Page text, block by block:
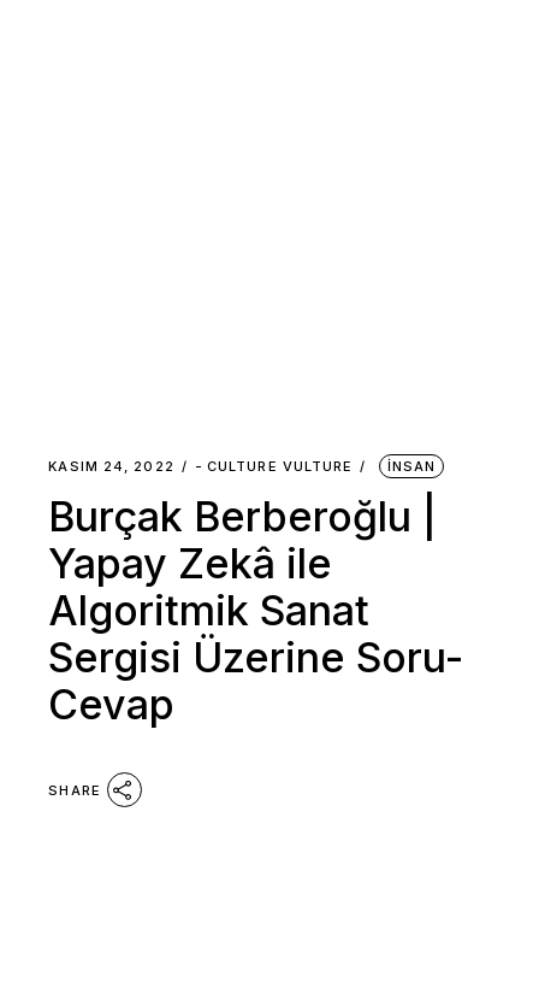
KASIM 24, 2022 - CULTURE VULTURE İNSAN
Burçak Berberoğlu |
Yapay Zekâ ile
Algoritmik Sanat
Sergisi Üzerine Soru-
Cevap
SHARE